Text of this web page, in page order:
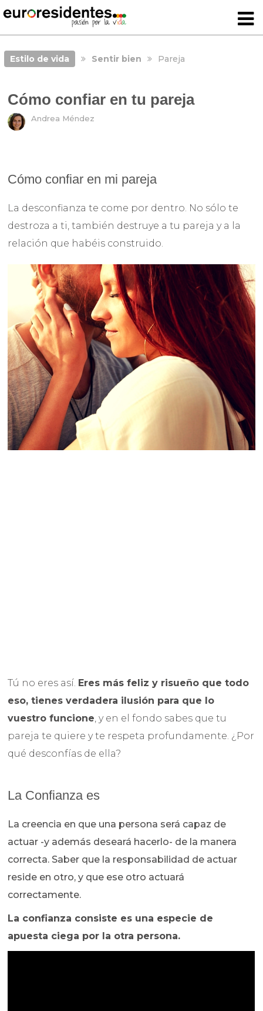
Estilo de vida Sentir bien Pareja
Cómo confiar en tu pareja
Andrea Méndez
Cómo confiar en mi pareja
La desconfianza te come por dentro. No sólo te
destroza a ti, también destruye a tu pareja y a la
relación que habéis construido.
Tú no eres así. Eres más feliz y risueño que todo
eso, tienes verdadera ilusión para que lo
vuestro funcione, y en el fondo sabes que tu
pareja te quiere y te respeta profundamente. ¿Por
qué desconfías de ella?
La Confianza es
La creencia en que una persona será capaz de
actuar -y además deseará hacerlo- de la manera
correcta. Saber que la responsabilidad de actuar
reside en otro, y que ese otro actuará
correctamente.
La confianza consiste es una especie de
apuesta ciega por la otra persona.